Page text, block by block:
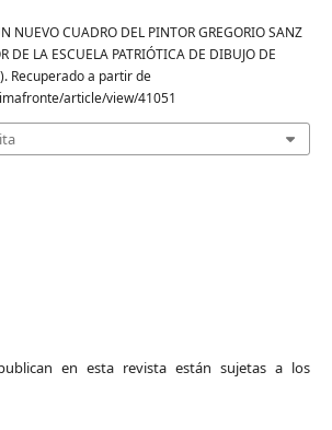
NUEVO CUADRO DEL PINTOR GREGORIO SANZ
DE LA ESCUELA PATRIÓTICA DE DIBUJO DE
Recuperado a partir de
article/view/41051
en esta revista están sujetas a los